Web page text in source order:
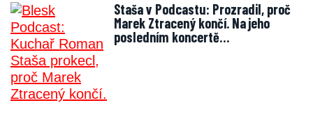
Staša v Podcastu: Prozradil, proč
Marek Ztracený končí. Na jeho
posledním koncertě…